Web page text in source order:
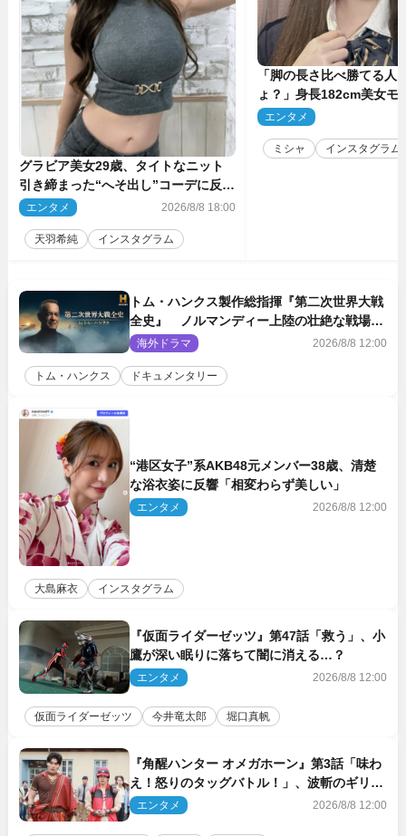
グラビア美女29歳、タイトなニット
引き締まった“へそ出し”コーデに反響
「可愛い過ぎる」
エンタメ 2026/8/8 18:00
天羽希純 インスタグラム
「脚の長さ比べ勝てる人
ょ？」身長182cm美女モ
のプロポーションにネッ
エンタメ
ミシャ インスタグラム
トム・ハンクス製作総指揮『第二次世界大戦
全史』 ノルマンディー上陸の壮絶な戦場を
収めた特別映像解禁
海外ドラマ 2026/8/8 12:00
トム・ハンクス ドキュメンタリー
“港区女子”系AKB48元メンバー38歳、清楚
な浴衣姿に反響「相変わらず美しい」
エンタメ 2026/8/8 12:00
大島麻衣 インスタグラム
『仮面ライダーゼッツ』第47話「救う」、小
鷹が深い眠りに落ちて闇に消える…？
エンタメ 2026/8/8 12:00
仮面ライダーゼッツ 今井竜太郎 堀口真帆
『角醒ハンター オメガホーン』第3話「味わ
え！怒りのタッグバトル！」、波斬のギリコ
がハンターバトルを挑んできた！
エンタメ 2026/8/8 12:00